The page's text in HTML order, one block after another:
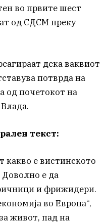
во првите шест
од СДСМ преку
дека ваквиот
потврда на
од почетокот на
текст:
какво е вистинското
Доволно е да
и фрижидери.
во Европа“,
живот, пад на